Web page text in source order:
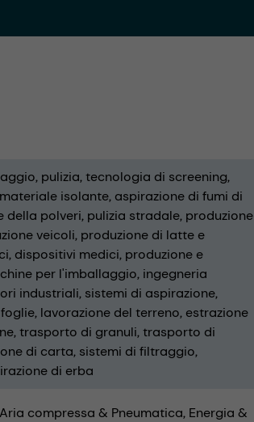
pulizia tecnologia di screening
isolante aspirazione di fumi di
della polveri pulizia stradale produzione
veicoli produzione di latte e
dispositivi medici produzione e
per l'imballaggio ingegneria
industriali sistemi di aspirazione
lavorazione del terreno estrazione
trasporto di granuli trasporto di
di carta sistemi di filtraggio
di erba
Aria compressa & Pneumatica Energia &